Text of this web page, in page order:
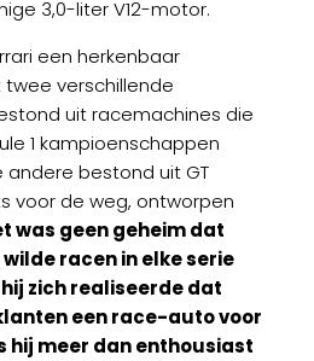
3,0-liter V12-motor.
een herkenbaar
verschillende
uit racemachines die
1 kampioenschappen
bestond uit GT
voor de weg, ontworpen
was geen geheim dat
racen in elke serie
zich realiseerde dat
een race-auto voor
hij meer dan enthousiast